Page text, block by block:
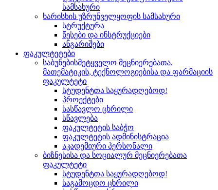
სამსახური
ხარისხის უზრუნველყოფის სამსახური
სტრუქტურა
წესები და ინსტრუქციები
ანგარიშები
ფაკულტეტები
საბუნებისმეტყველო მეცნიერებათა,
მათემატიკის, ტექნოლოგიებისა და ფარმაციის
ფაკულტეტი
სტუდენტთა საყურადღებოდ!
პროექტები
სასწავლო ცხრილი
სწავლება
ფაკულტეტის საბჭო
ფაკულტეტის ადმინისტრაცია
აკადემიური პერსონალი
ბიზნესისა და სოციალურ მეცნიერებათა
ფაკულტეტი
სტუდენტთა საყურადღებოდ!
საგამოცდო ცხრილი